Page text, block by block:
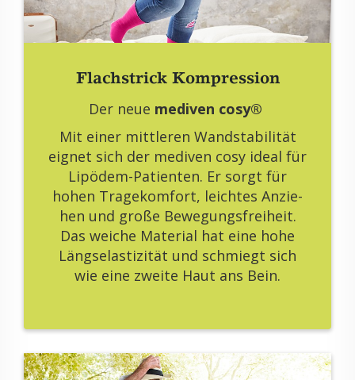
Flach­strick Kom­pres­si­on
Der neue me­di­ven cosy®
Mit einer mitt­le­ren Wand­sta­bi­li­tät
eig­net sich der me­di­ven cosy ideal für
Lipö­dem-Pa­ti­en­ten. Er sorgt für
hohen Tra­ge­kom­fort, leich­tes An­zie­
hen und große Be­we­gungs­frei­heit.
Das wei­che Ma­te­ri­al hat eine hohe
Längs­elas­ti­zi­tät und schmiegt sich
wie eine zwei­te Haut ans Bein.